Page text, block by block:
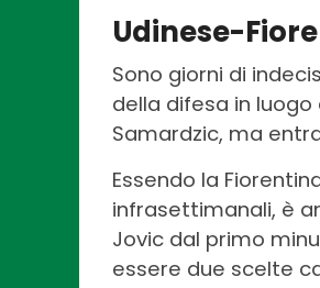
Udinese-
Sono giorni di
della difesa in
Samardzic, ma
Essendo la
infrasettimanali, è
Jovic dal primo
essere due scelte